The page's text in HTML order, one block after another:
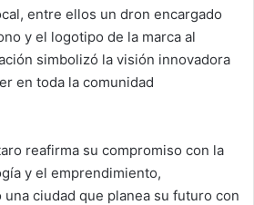
entre ellos un dron encargado
y el logotipo de la marca al
simbolizó la visión innovadora
en toda la comunidad
reafirma su compromiso con la
y el emprendimiento,
ciudad que planea su futuro con